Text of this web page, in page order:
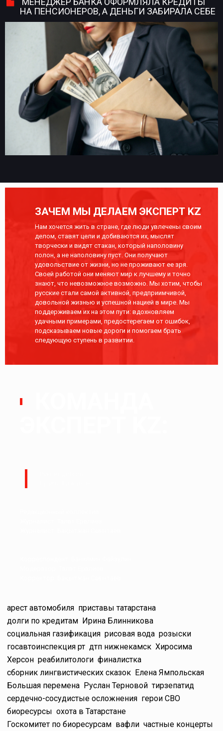
НА ПЕНСИОНЕРОВ, А ДЕНЬГИ ЗАБИРАЛА СЕБЕ
ЗАЧЕМ МЫ ДЕЛАЕМ ЭКСПЕРТ KZ
Нам хочется жить в стране, где люди увлечены своим
делом, ставят цели и добиваются их, мыслят
творчески и видят стакан, который наполовину
полон, а не наполовину пуст. Они получают
удовольствие от жизни, но не проживают ее зря.
Своей работой они меняют мир к лучшему и точно
знают, что невозможное возможно. Мы хотим, чтобы
русские стали самой активной, предприимчивой,
довольной жизнью и успешной нацией в мире. Мы
поддерживаем их на этом пути: вдохновляем
удачными примерами, предостерегаем от ошибок,
подсказываем новые дороги и помогаем брать
следующую ступень в развитии.
арест автомобиля приставы татарстана
долги по кредитам Ирина Блинникова
социальная газификация рисовая вода розыски
госавтоинспекция рт дтп нижнекамск Хиросима
Херсон реабилитологи финалистка
сборник лингвистических сказок Елена Ямпольская
Большая перемена Руслан Терновой тирзепатид
сердечно-сосудистые осложнения герои СВО
биоресурсы охота в Татарстане
Госкомитет по биоресурсам вафли частные концерты